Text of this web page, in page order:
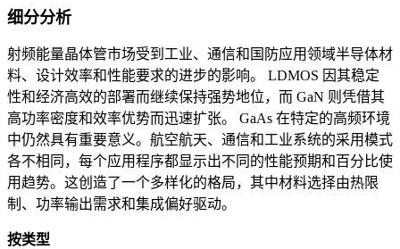
细分分析
射频能量晶体管市场受到工业、通信和国防应用领域半导体材
料、设计效率和性能要求的进步的影响。 LDMOS 因其稳定
性和经济高效的部署而继续保持强势地位，而 GaN 则凭借其
高功率密度和效率优势而迅速扩张。 GaAs 在特定的高频环境
中仍然具有重要意义。航空航天、通信和工业系统的采用模式
各不相同，每个应用程序都显示出不同的性能预期和百分比使
用趋势。这创造了一个多样化的格局，其中材料选择由热限
制、功率输出需求和集成偏好驱动。
按类型